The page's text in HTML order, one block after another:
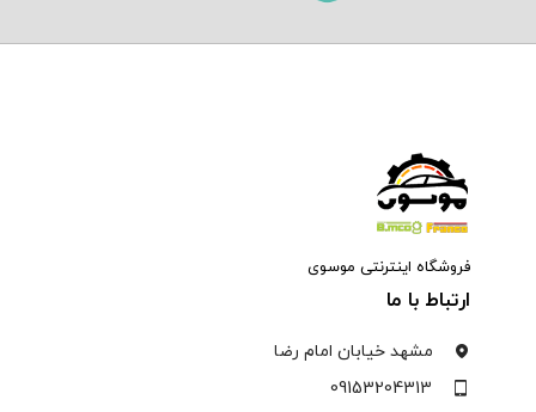
فروشگاه اینترنتی موسوی
ارتباط با ما
مشهد خیابان امام رضا
09153204313